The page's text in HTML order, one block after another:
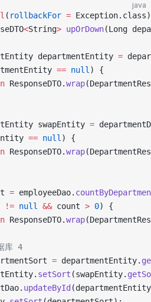
java
( rollbackFor = Exception. class)
<String> upOrDown(Long
departmentEntity =
== null )
{
ResponseDTO.wrap(
swapEntity =
== null )
{
ResponseDTO.wrap(
= employeeDao.
!= null && count > 0)
{
ResponseDTO.wrap(
库 4
= departmentEntity.
. setSort (swapEntity.
. updateById (departmentEntity